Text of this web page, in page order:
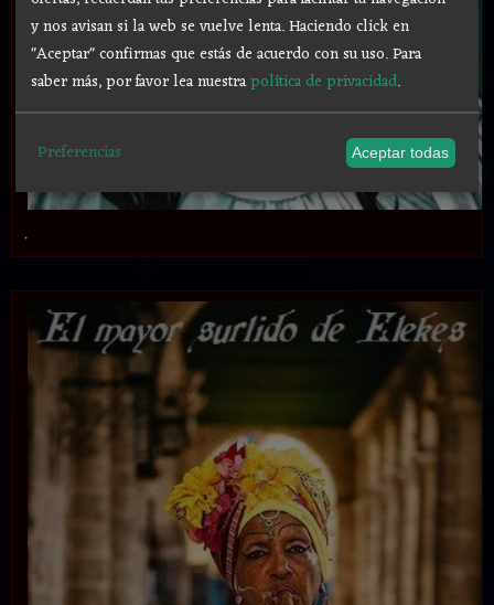
.
y nos avisan si la web se vuelve lenta. Haciendo click en
"Aceptar" confirmas que estás de acuerdo con su uso.Para
saber más, por favor lea nuestrapolítica de privacidad.
Preferencias Aceptar todas